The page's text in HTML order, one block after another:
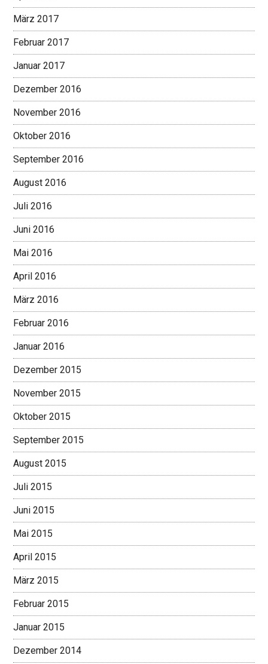
März 2017
Februar 2017
Januar 2017
Dezember 2016
November 2016
Oktober 2016
September 2016
August 2016
Juli 2016
Juni 2016
Mai 2016
April 2016
März 2016
Februar 2016
Januar 2016
Dezember 2015
November 2015
Oktober 2015
September 2015
August 2015
Juli 2015
Juni 2015
Mai 2015
April 2015
März 2015
Februar 2015
Januar 2015
Dezember 2014